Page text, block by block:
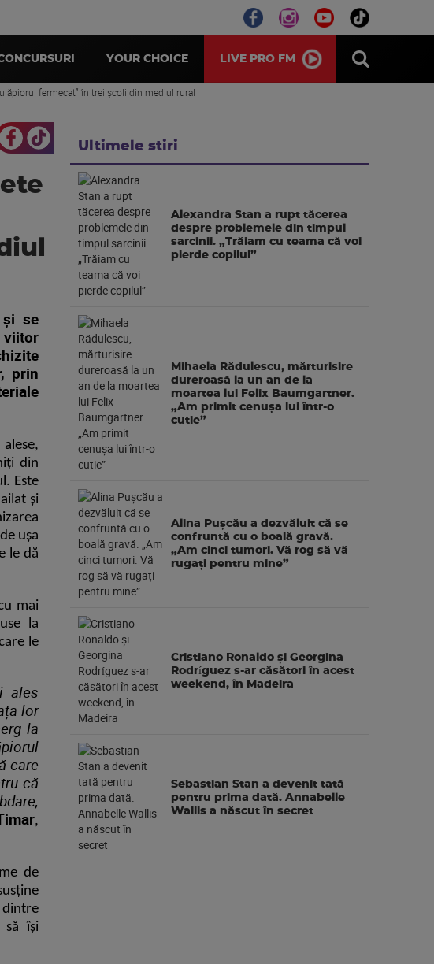
YOUR CHOICE LIVE PRO FM
fermecat” în trei școli din mediul rural
și se
viitor
prin
din
Este
și
ușa
le dă
mai
la
le
ales
lor
la
care
că
,
de
dintre
să își
Ultimele stiri
Alexandra Stan a rupt tăcerea
despre problemele din timpul
sarcinii. „Trăiam cu teama că voi
pierde copilul”
Mihaela Rădulescu, mărturisire
dureroasă la un an de la
moartea lui Felix Baumgartner.
„Am primit cenușa lui într-o
cutie”
Alina Pușcău a dezvăluit că se
confruntă cu o boală gravă.
„Am cinci tumori. Vă rog să vă
rugați pentru mine”
Cristiano Ronaldo și Georgina
Rodríguez s-ar căsători în acest
weekend, în Madeira
Sebastian Stan a devenit tată
pentru prima dată. Annabelle
Wallis a născut în secret